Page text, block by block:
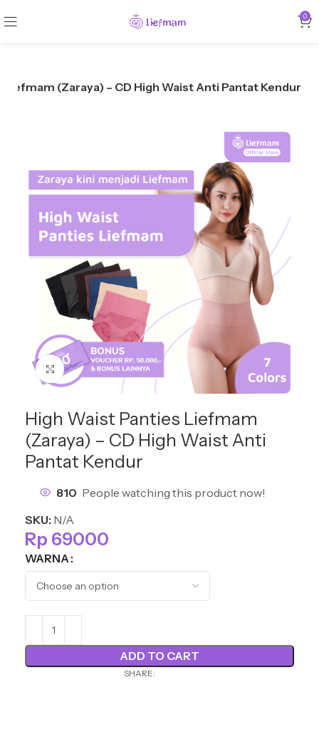
0
(Zaraya) – CD High Waist Anti Pantat Kendur
Click to enlarge
High Waist Panties Liefmam
(Zaraya) – CD High Waist Anti
Pantat Kendur
810 People watching this product now!
SKU: N/A
Rp 69000
WARNA
ADD TO CART
SHARE: